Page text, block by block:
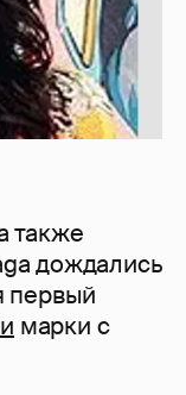
также
дождались
первый
марки с